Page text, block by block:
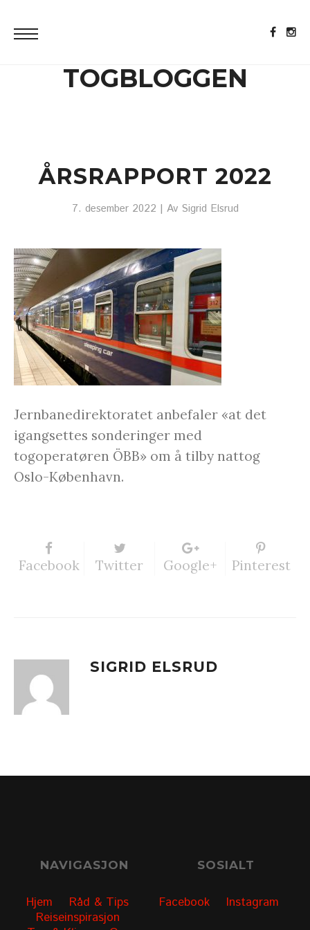
TOGBLOGGEN
ÅRSRAPPORT 2022
7. desember 2022 | Av Sigrid Elsrud
Jernbanedirektoratet anbefaler «at det
igangsettes sonderinger med
togoperatøren ÖBB» om å tilby nattog
Oslo-København.
Facebook Twitter Google+ Pinterest
SIGRID ELSRUD
NAVIGASJON
Hjem
Råd & Tips
Reiseinspirasjon
SOSIALT
Facebook Instagram